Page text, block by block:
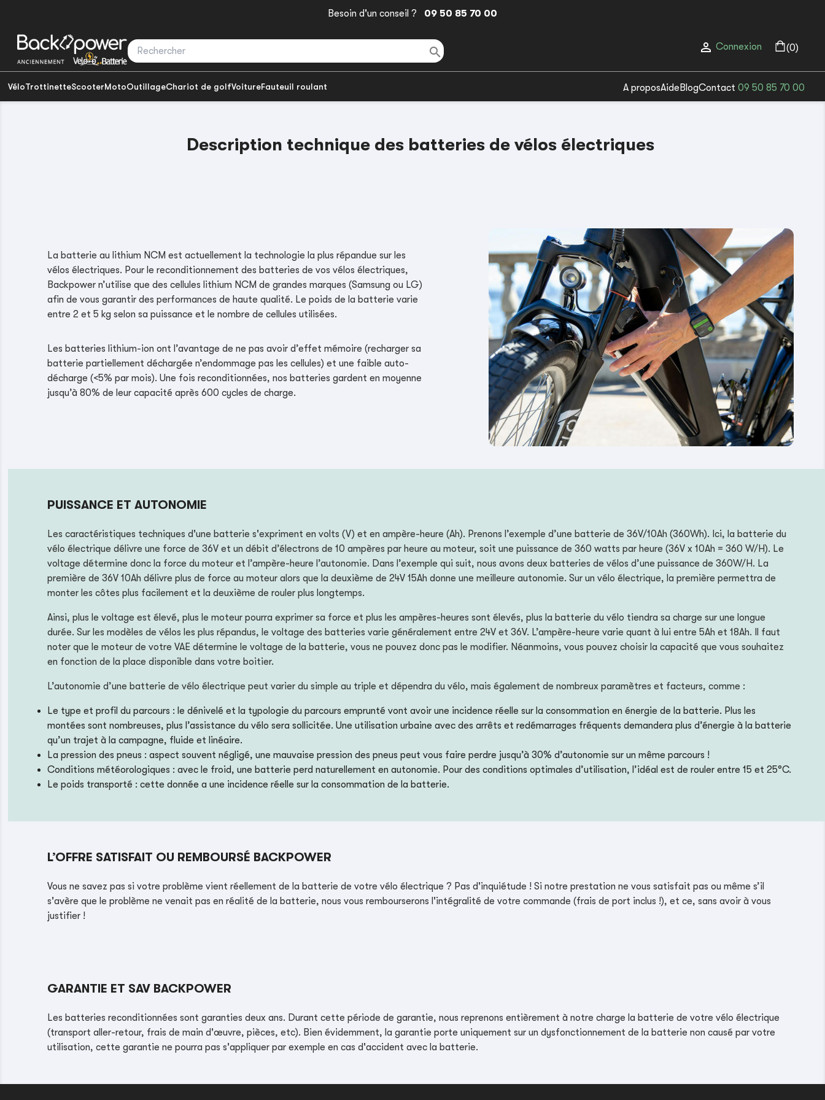
Besoin d'un conseil ? 09 50 85 70 00
  Connexion (0)
VéloTrottinetteScooterMotoOutillageChariot de golfVoitureFauteuil roulant A proposAide BlogContact 09 50 85 70 00
Description technique des batteries de vélos électriques
La batterie au lithium NCM est actuellement la technologie la plus répandue sur les
vélos électriques. Pour le reconditionnement des batteries de vos vélos électriques,
Backpower n’utilise que des cellules lithium NCM de grandes marques (Samsung ou LG)
afin de vous garantir des performances de haute qualité. Le poids de la batterie varie
entre 2 et 5 kg selon sa puissance et le nombre de cellules utilisées.
Les batteries lithium-ion ont l’avantage de ne pas avoir d’effet mémoire (recharger sa
batterie partiellement déchargée n’endommage pas les cellules) et une faible auto-
décharge (<5% par mois). Une fois reconditionnées, nos batteries gardent en moyenne
jusqu’à 80% de leur capacité après 600 cycles de charge.
PUISSANCE ET AUTONOMIE
Les caractéristiques techniques d'une batterie s'expriment en volts (V) et en ampère-heure (Ah). Prenons l’exemple d’une batterie de 36V/10Ah (360Wh). Ici, la batterie du
vélo électrique délivre une force de 36V et un débit d’électrons de 10 ampères par heure au moteur, soit une puissance de 360 watts par heure (36V x 10Ah = 360 W/H). Le
voltage détermine donc la force du moteur et l’ampère-heure l’autonomie. Dans l’exemple qui suit, nous avons deux batteries de vélos d’une puissance de 360W/H. La
première de 36V 10Ah délivre plus de force au moteur alors que la deuxième de 24V 15Ah donne une meilleure autonomie. Sur un vélo électrique, la première permettra de
monter les côtes plus facilement et la deuxième de rouler plus longtemps.
Ainsi, plus le voltage est élevé, plus le moteur pourra exprimer sa force et plus les ampères-heures sont élevés, plus la batterie du vélo tiendra sa charge sur une longue
durée. Sur les modèles de vélos les plus répandus, le voltage des batteries varie généralement entre 24V et 36V. L’ampère-heure varie quant à lui entre 5Ah et 18Ah. Il faut
noter que le moteur de votre VAE détermine le voltage de la batterie, vous ne pouvez donc pas le modifier. Néanmoins, vous pouvez choisir la capacité que vous souhaitez
en fonction de la place disponible dans votre boitier.
L’autonomie d’une batterie de vélo électrique peut varier du simple au triple et dépendra du vélo, mais également de nombreux paramètres et facteurs, comme :
Le type et profil du parcours : le dénivelé et la typologie du parcours emprunté vont avoir une incidence réelle sur la consommation en énergie de la batterie. Plus les
montées sont nombreuses, plus l’assistance du vélo sera sollicitée. Une utilisation urbaine avec des arrêts et redémarrages fréquents demandera plus d’énergie à la batterie
qu’un trajet à la campagne, fluide et linéaire.
La pression des pneus : aspect souvent négligé, une mauvaise pression des pneus peut vous faire perdre jusqu’à 30% d’autonomie sur un même parcours !
Conditions météorologiques : avec le froid, une batterie perd naturellement en autonomie. Pour des conditions optimales d’utilisation, l’idéal est de rouler entre 15 et 25°C.
Le poids transporté : cette donnée a une incidence réelle sur la consommation de la batterie.
L’OFFRE SATISFAIT OU REMBOURSÉ BACKPOWER
Vous ne savez pas si votre problème vient réellement de la batterie de votre vélo électrique ? Pas d'inquiétude ! Si notre prestation ne vous satisfait pas ou même s’il
s'avère que le problème ne venait pas en réalité de la batterie, nous vous rembourserons l'intégralité de votre commande (frais de port inclus !), et ce, sans avoir à vous
justifier !
GARANTIE ET SAV BACKPOWER
Les batteries reconditionnées sont garanties deux ans. Durant cette période de garantie, nous reprenons entièrement à notre charge la batterie de votre vélo électrique
(transport aller-retour, frais de main d'œuvre, pièces, etc). Bien évidemment, la garantie porte uniquement sur un dysfonctionnement de la batterie non causé par votre
utilisation, cette garantie ne pourra pas s'appliquer par exemple en cas d'accident avec la batterie.